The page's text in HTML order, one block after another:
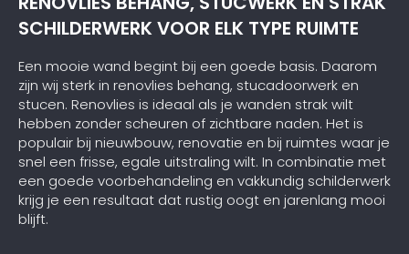
SCHILDERWERK VOOR ELK TYPE RUIMTE
Een mooie wand begint bij een goede basis. Daarom
zijn wij sterk in renovlies behang, stucadoorwerk en
stucen. Renovlies is ideaal als je wanden strak wilt
hebben zonder scheuren of zichtbare naden. Het is
populair bij nieuwbouw, renovatie en bij ruimtes waar je
snel een frisse, egale uitstraling wilt. In combinatie met
een goede voorbehandeling en vakkundig schilderwerk
krijg je een resultaat dat rustig oogt en jarenlang mooi
blijft.